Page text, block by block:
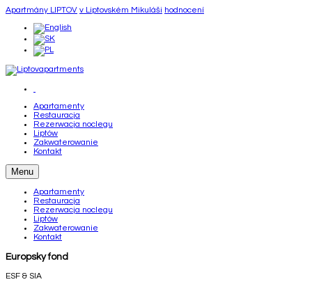
Apartmány LIPTOV v Liptovském Mikuláši hodnocení
Apartamenty
Restauracja
Rezerwacja noclegu
Liptów
Zakwaterowanie
Kontakt
Menu
Apartamenty
Restauracja
Rezerwacja noclegu
Liptów
Zakwaterowanie
Kontakt
Europsky fond
ESF & SIA